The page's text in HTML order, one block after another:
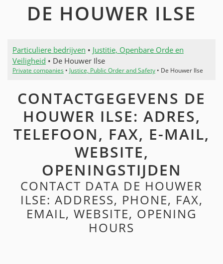
DE HOUWER ILSE
Particuliere bedrijven • Justitie, Openbare Orde en
Veiligheid • De Houwer Ilse
Private companies • Justice, Public Order and Safety• De Houwer Ilse
CONTACTGEGEVENS DE
HOUWER ILSE: ADRES,
TELEFOON, FAX, E-MAIL,
WEBSITE,
OPENINGSTIJDEN
CONTACT DATA DE HOUWER
ILSE: ADDRESS, PHONE, FAX,
EMAIL, WEBSITE, OPENING
HOURS